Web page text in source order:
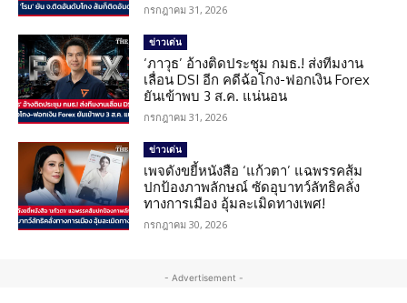
กรกฎาคม 31, 2026
ข่าวเด่น
‘ภาวุธ’ อ้างติดประชุม กมธ.! ส่งทีมงาน
เลื่อน DSI อีก คดีฉ้อโกง-ฟอกเงิน Forex
ยันเข้าพบ 3 ส.ค. แน่นอน
กรกฎาคม 31, 2026
ข่าวเด่น
เพจดังขยี้หนังสือ ‘แก้วตา’ แฉพรรคส้ม
ปกป้องภาพลักษณ์ ซัดอุบาทว์ลัทธิคลั่ง
ทางการเมือง อุ้มละเมิดทางเพศ!
กรกฎาคม 30, 2026
- Advertisement -